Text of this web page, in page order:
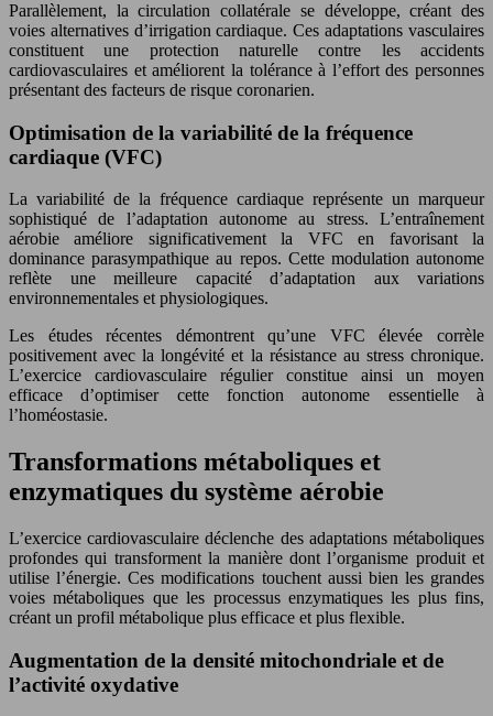
Parallèlement, la circulation collatérale se développe, créant des
voies alternatives d’irrigation cardiaque. Ces adaptations vasculaires
constituent une protection naturelle contre les accidents
cardiovasculaires et améliorent la tolérance à l’effort des personnes
présentant des facteurs de risque coronarien.
Optimisation de la variabilité de la fréquence
cardiaque (VFC)
La variabilité de la fréquence cardiaque représente un marqueur
sophistiqué de l’adaptation autonome au stress. L’entraînement
aérobie améliore significativement la VFC en favorisant la
dominance parasympathique au repos. Cette modulation autonome
reflète une meilleure capacité d’adaptation aux variations
environnementales et physiologiques.
Les études récentes démontrent qu’une VFC élevée corrèle
positivement avec la longévité et la résistance au stress chronique.
L’exercice cardiovasculaire régulier constitue ainsi un moyen
efficace d’optimiser cette fonction autonome essentielle à
l’homéostasie.
Transformations métaboliques et
enzymatiques du système aérobie
L’exercice cardiovasculaire déclenche des adaptations métaboliques
profondes qui transforment la manière dont l’organisme produit et
utilise l’énergie. Ces modifications touchent aussi bien les grandes
voies métaboliques que les processus enzymatiques les plus fins,
créant un profil métabolique plus efficace et plus flexible.
Augmentation de la densité mitochondriale et de
l’activité oxydative